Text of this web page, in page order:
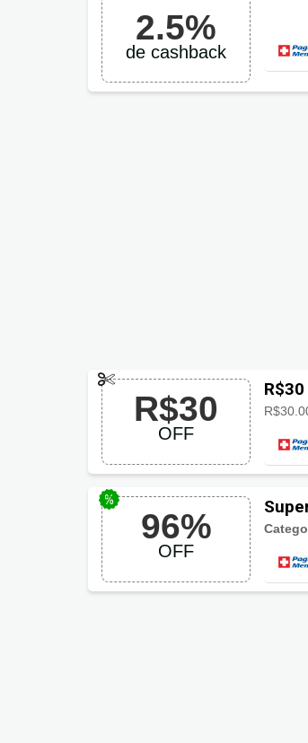
2.5%
de cashback
R$30
OFF
96%
OFF